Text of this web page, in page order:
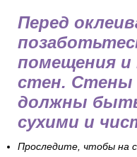
Перед
помещения и
стен. Стены
должны
сухими и
Проследите, чтобы на